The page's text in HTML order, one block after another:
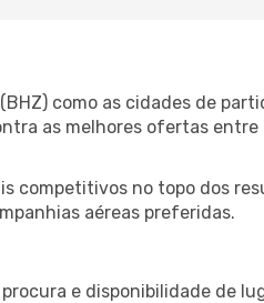
como as cidades de
as melhores ofertas entre
competitivos no topo dos
aéreas preferidas.
e disponibilidade de